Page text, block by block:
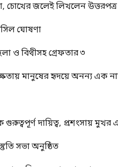
চোখের জলেই লিখলেন উত্তরপত্র
ঘোষণা
ও বিথীসহ গ্রেফতার ৩
মানুষের হৃদয়ে অনন্য এক
দায়িত্ব, প্রশংসায় মুখর
সভা অনুষ্ঠিত